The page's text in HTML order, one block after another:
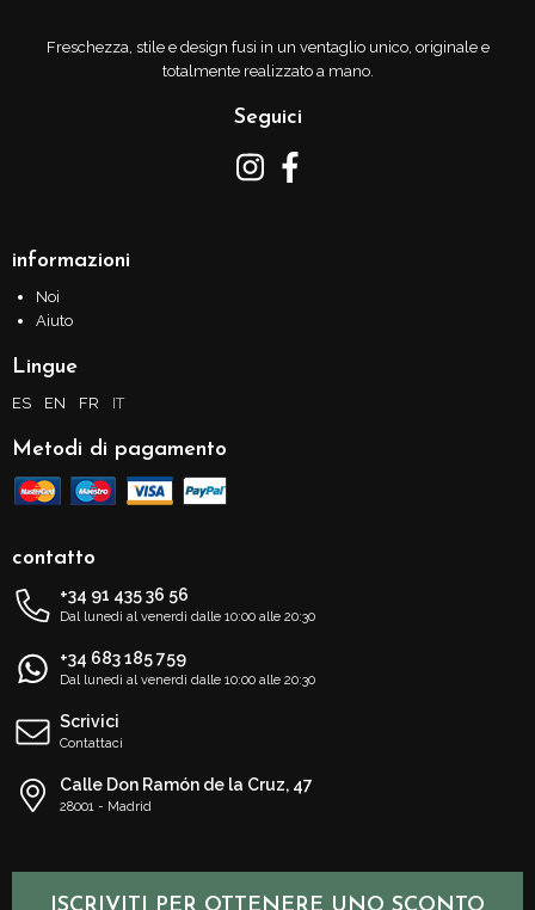
Freschezza, stile e design fusi in un ventaglio unico, originale e
totalmente realizzato a mano.
Seguici
informazioni
Noi
Aiuto
Lingue
ES EN FR IT
Metodi di pagamento
contatto
+34 91 435 36 56
Dal lunedì al venerdì dalle 10:00 alle 20:30
+34 683 185 759
Dal lunedì al venerdì dalle 10:00 alle 20:30
Scrivici
Contattaci
Calle Don Ramón de la Cruz, 47
28001 - Madrid